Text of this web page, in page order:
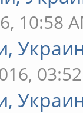
10:58